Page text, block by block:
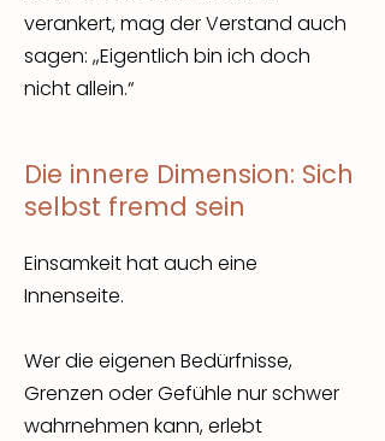
verankert, mag der Verstand auch
sagen: „Eigentlich bin ich doch
nicht allein.“
Die innere Dimension: Sich
selbst fremd sein
Einsamkeit hat auch eine
Innenseite.
Wer die eigenen Bedürfnisse,
Grenzen oder Gefühle nur schwer
wahrnehmen kann, erlebt